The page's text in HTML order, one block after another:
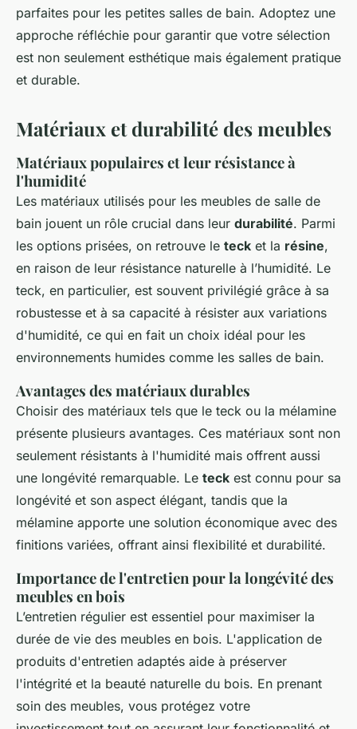
parfaites pour les petites salles de bain. Adoptez une
approche réfléchie pour garantir que votre sélection
est non seulement esthétique mais également pratique
et durable.
Matériaux et durabilité des meubles
Matériaux populaires et leur résistance à
l'humidité
Les matériaux utilisés pour les meubles de salle de
bain jouent un rôle crucial dans leur durabilité. Parmi
les options prisées, on retrouve le teck et la résine,
en raison de leur résistance naturelle à l’humidité. Le
teck, en particulier, est souvent privilégié grâce à sa
robustesse et à sa capacité à résister aux variations
d'humidité, ce qui en fait un choix idéal pour les
environnements humides comme les salles de bain.
Avantages des matériaux durables
Choisir des matériaux tels que le teck ou la mélamine
présente plusieurs avantages. Ces matériaux sont non
seulement résistants à l'humidité mais offrent aussi
une longévité remarquable. Le teck est connu pour sa
longévité et son aspect élégant, tandis que la
mélamine apporte une solution économique avec des
finitions variées, offrant ainsi flexibilité et durabilité.
Importance de l'entretien pour la longévité des
meubles en bois
L’entretien régulier est essentiel pour maximiser la
durée de vie des meubles en bois. L'application de
produits d'entretien adaptés aide à préserver
l'intégrité et la beauté naturelle du bois. En prenant
soin des meubles, vous protégez votre